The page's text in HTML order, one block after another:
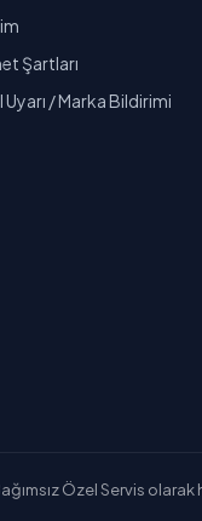
Şartları
Uyarı / Marka Bildirimi
Özel Servis